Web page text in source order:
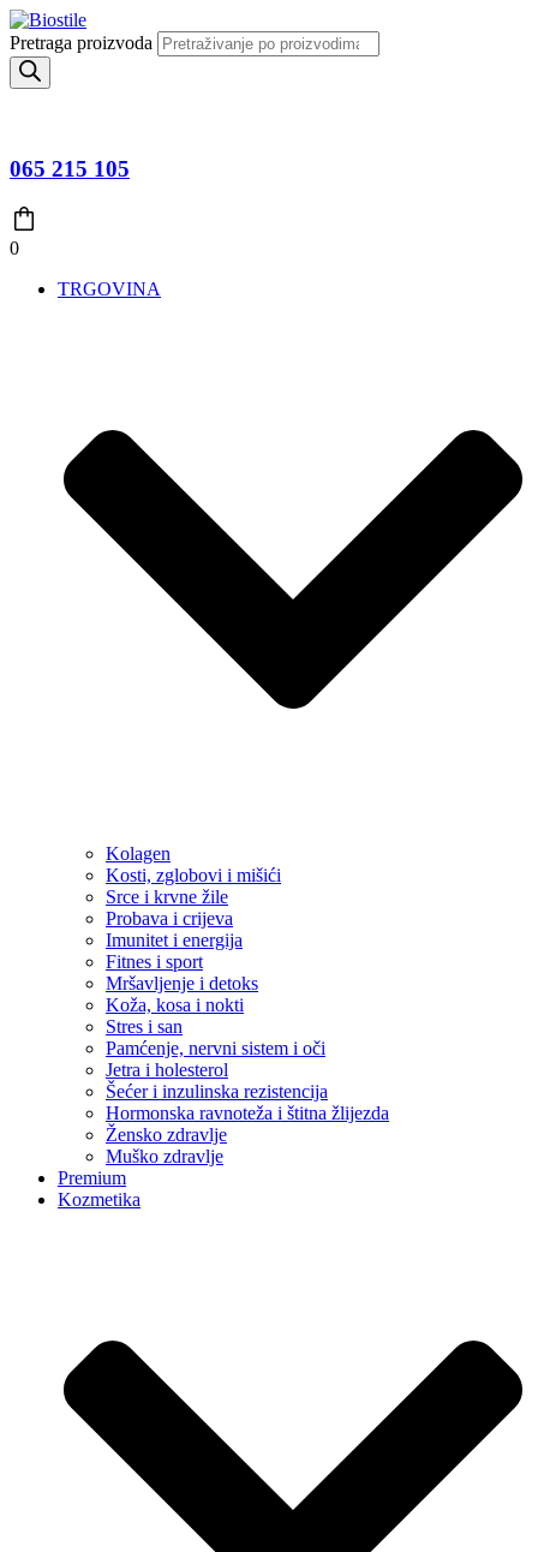
Pretraga proizvoda
065 215 105
0
TRGOVINA
Kolagen
Kosti, zglobovi i mišići
Srce i krvne žile
Probava i crijeva
Imunitet i energija
Fitnes i sport
Mršavljenje i detoks
Koža, kosa i nokti
Stres i san
Pamćenje, nervni sistem i oči
Jetra i holesterol
Šećer i inzulinska rezistencija
Hormonska ravnoteža i štitna žlijezda
Žensko zdravlje
Muško zdravlje
Premium
Kozmetika